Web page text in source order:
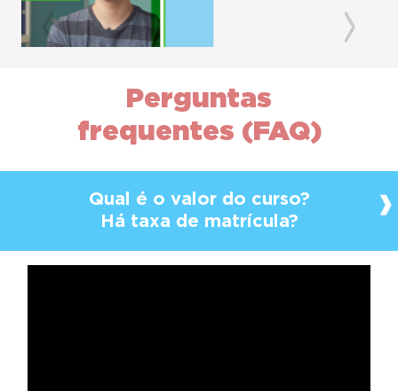
Perguntas
frequentes (FAQ)
Qual é o valor do curso?
Há taxa de matrícula?